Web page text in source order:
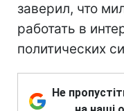
заверил, что
работать в
политических
Не